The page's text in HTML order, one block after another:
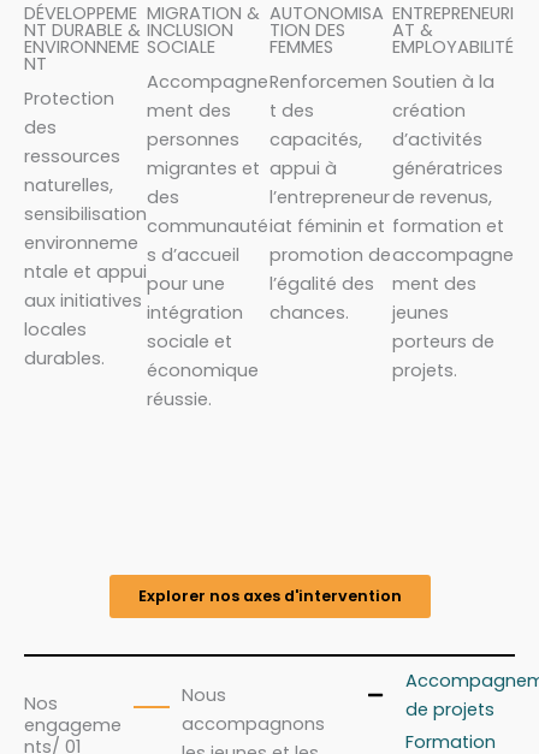
DÉVELOPPEME
NT DURABLE &
ENVIRONNEME
NT
Protection
des
ressources
naturelles,
sensibilisation
environneme
ntale et appui
aux initiatives
locales
durables.
MIGRATION &
INCLUSION
SOCIALE
Accompagne
ment des
personnes
migrantes et
des
communauté
s d’accueil
pour une
intégration
sociale et
économique
réussie.
AUTONOMISA
TION DES
FEMMES
Renforcemen
t des
capacités,
appui à
l’entrepreneur
iat féminin et
promotion de
l’égalité des
chances.
ENTREPRENEURI
AT &
EMPLOYABILITÉ
Soutien à la
création
d’activités
génératrices
de revenus,
formation et
accompagne
ment des
jeunes
porteurs de
projets.
Explorer nos axes d'intervention
Nos
engageme
nts/ 01
Nous
accompagnons
de projets
Formation